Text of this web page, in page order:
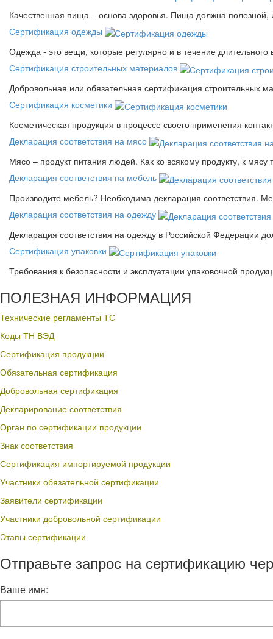
Качественная пища – основа здоровья. Пища должна
Сертификация одежды
Одежда - это вещи, которые регулярно и в течение
Сертификация строительных материалов
Добровольная или обязательная сертификация строительных
Сертификация косметики
Косметическая продукция в процессе своего применения
Декларация соответствия на мясо
Мясо – продукт питания людей. Как ко всякому продукту, к мясу
Декларация соответствия на мебель
Производите мебель? Необходима декларация соответствия.
Декларация соответствия на одежду
Декларация соответствия на одежду в Российской Федерации
Сертификация упаковки
Требования к безопасности и эксплуатации упаковочной
ПОЛЕЗНАЯ ИНФОРМАЦИЯ
Технические регламенты ТС
Коды ТН ВЭД
Сертификация продукции
Обязательная сертификация
Добровольная сертификация
Декларирование соответствия
Орган по сертификации продукции
Знак соответствия
Сертификация импортируемой продукции
Участники обязательной сертификации
Заявители сертификации
Участники добровольной сертификации
Этапы сертификации
Отправьте запрос на сертификацию
Ваше имя: